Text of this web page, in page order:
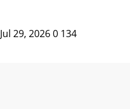
Jul 29, 20260 134